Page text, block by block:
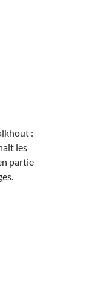
:
les
partie